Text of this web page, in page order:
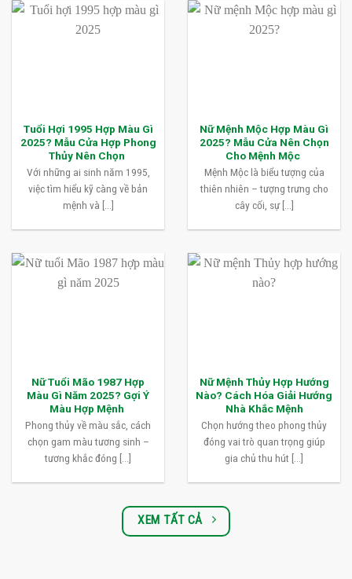
Tuổi Hợi 1995 Hợp Màu Gì
2025? Mẫu Cửa Hợp Phong
Thủy Nên Chọn
Với những ai sinh năm 1995,
việc tìm hiểu kỹ càng về bản
mệnh và [...]
Nữ Mệnh Mộc Hợp Màu Gì
2025? Mẫu Cửa Nên Chọn
Cho Mệnh Mộc
Mệnh Mộc là biểu tượng của
thiên nhiên – tượng trưng cho
cây cối, sự [...]
Nữ Tuổi Mão 1987 Hợp
Màu Gì Năm 2025? Gợi Ý
Màu Hợp Mệnh
Phong thủy về màu sắc, cách
chọn gam màu tương sinh –
tương khắc đóng [...]
Nữ Mệnh Thủy Hợp Hướng
Nào? Cách Hóa Giải Hướng
Nhà Khắc Mệnh
Chọn hướng theo phong thủy
đóng vai trò quan trọng giúp
gia chủ thu hút [...]
XEM TẤT CẢ